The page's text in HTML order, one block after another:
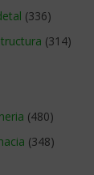
(336)
(314)
(480)
(348)